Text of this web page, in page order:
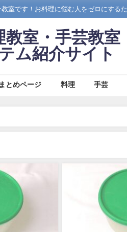
室です！お料理に悩む人をゼロにする
室・手芸教室
ム紹介サイト
とめページ 料理 手芸